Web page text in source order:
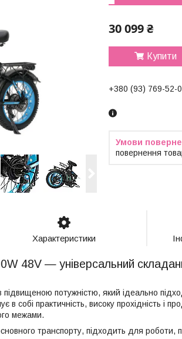
30 099 ₴
Купити
+380 (93) 769-52-
повернення
Характеристики
48V — універсальний
потужністю, який ідеально
в собі практичність, високу прохідність і
межами.
транспорту, підходить для роботи,